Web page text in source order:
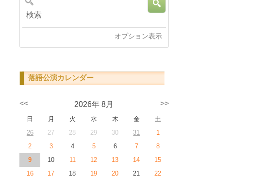
オプション表示
落語公演カレンダー
<< 2026年 8月 >>
日 月 火 水 木 金
土
26
27 28 29 30 31
1
2
3 4 5 6 7
8
9
10 11 12 13 14
15
16
17 18 19 20 21
22